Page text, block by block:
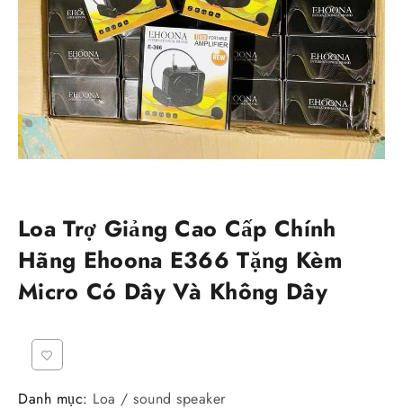
Loa Trợ Giảng Cao Cấp Chính
Hãng Ehoona E366 Tặng Kèm
Micro Có Dây Và Không Dây
Danh mục: Loa / sound speaker